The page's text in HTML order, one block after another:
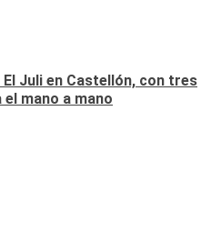
Juli en Castellón, con tres
mano a mano